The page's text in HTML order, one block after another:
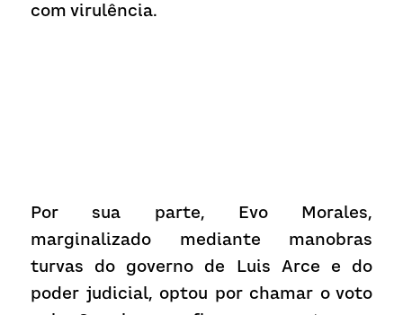
com virulência.
Por sua parte, Evo Morales,
marginalizado mediante manobras
turvas do governo de Luis Arce e do
poder judicial, optou por chamar o voto